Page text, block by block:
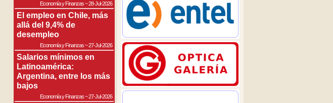
Economía y Finanzas~28-Jul-2026
El empleo en Chile, más
allá del 9,4% de
desempleo
Economía y Finanzas~27-Jul-2026
Salarios mínimos en
Latinoamérica:
Argentina, entre los más
bajos
Economía y Finanzas~27-Jul-2026